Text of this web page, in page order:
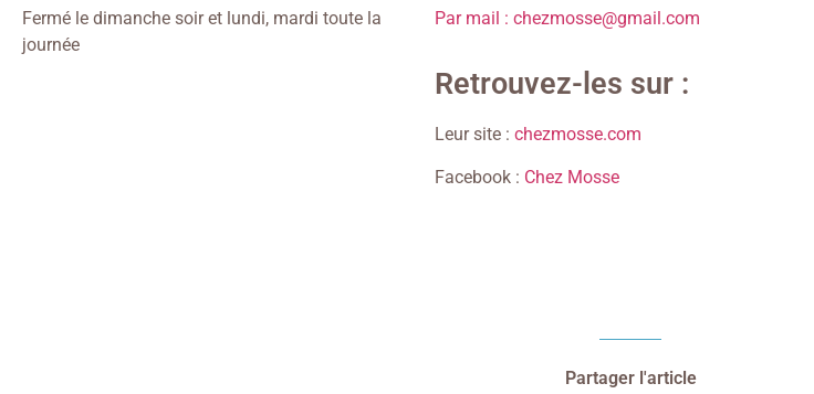
Fermé le dimanche soir et lundi, mardi toute la
journée
Par mail : chezmosse@gmail.com
Retrouvez-les sur :
Leur site :chezmosse.com
Facebook : Chez Mosse
Partager l'article